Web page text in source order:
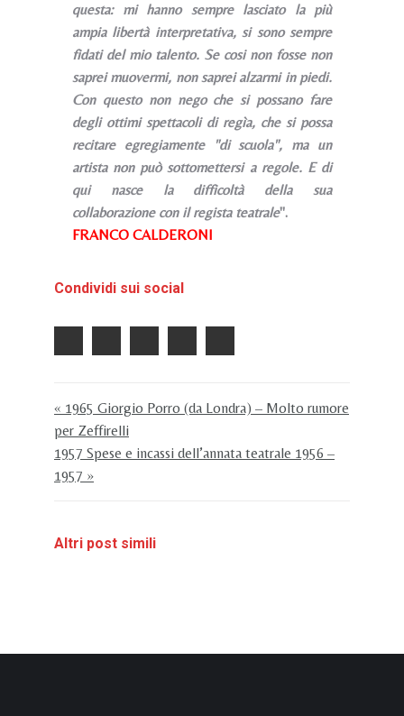
questa: mi hanno sempre lasciato la più
ampia libertà interpretativa, si sono sempre
fidati del mio talento. Se cosi non fosse non
saprei muovermi, non saprei alzarmi in piedi.
Con questo non nego che si possano fare
degli ottimi spettacoli di regìa, che si possa
recitare egregiamente "di scuola", ma un
artista non può sottomettersi a regole. E di
qui nasce la difficoltà della sua
collaborazione con il regista teatrale".
FRANCO CALDERONI
Condividi sui social
« 1965 Giorgio Porro (da Londra) – Molto rumore
per Zeffirelli
1957 Spese e incassi dell’annata teatrale 1956 –
1957 »
Altri post simili